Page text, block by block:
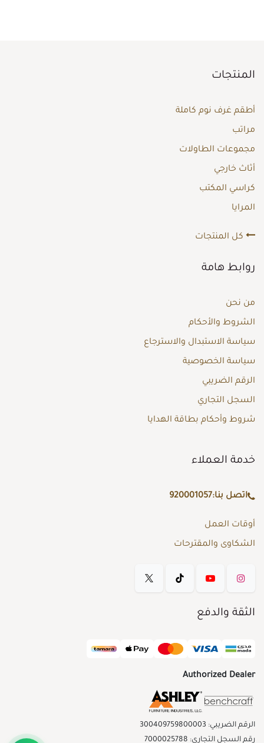
المنتجات
أطقم غرف نوم كاملة
مراتب
مجموعات الطاولات
أثاث خارجي
كراسي المكتب
المرايا
كل المنتجات
روابط هامة
من نحن
الشروط والأحكام
سياسة الاستبدال والاسترجاع
سياسة الخصوصية
الرقم الضريبي
السجل التجاري
شروط وأحكام بطاقة الهدايا
خدمة العملاء
اتصل بنا:920001057
أوقات العمل
الشكاوى والمقترحات
الثقة والدفع
Authorized Dealer
الرقم الضريبي: 300409759800003
رقم السجل التجاري: 7000025788